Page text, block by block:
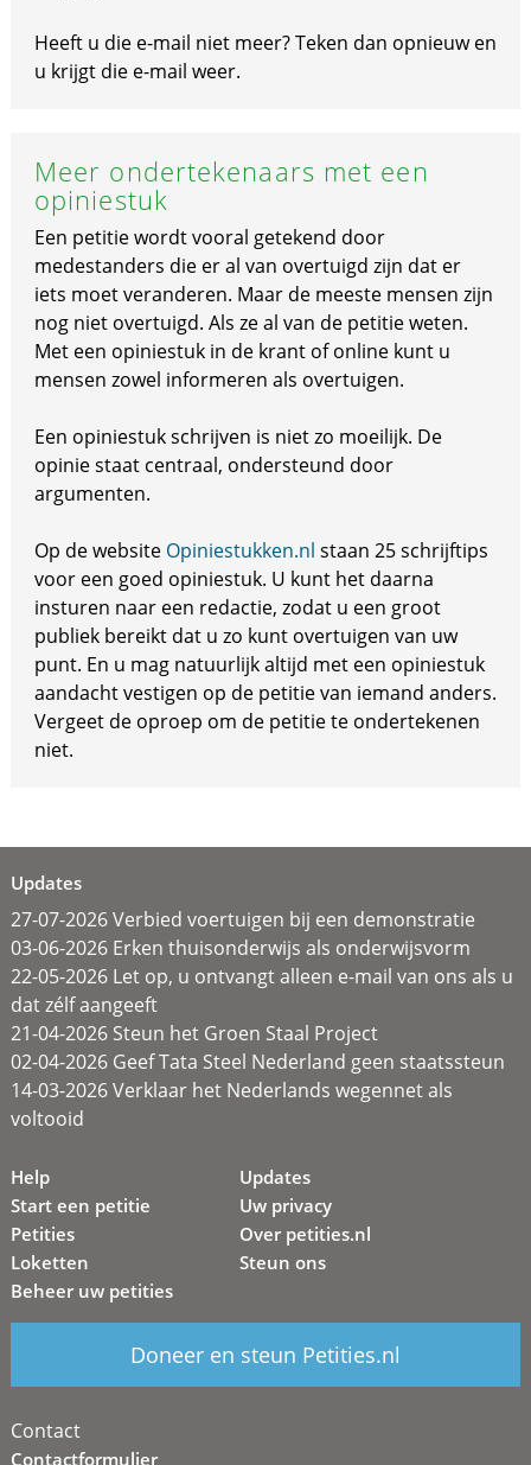
Heeft u die e-mail niet meer? Teken dan opnieuw en
u krijgt die e-mail weer.
Meer ondertekenaars met een
opiniestuk
Een petitie wordt vooral getekend door
medestanders die er al van overtuigd zijn dat er
iets moet veranderen. Maar de meeste mensen zijn
nog niet overtuigd. Als ze al van de petitie weten.
Met een opiniestuk in de krant of online kunt u
mensen zowel informeren als overtuigen.
Een opiniestuk schrijven is niet zo moeilijk. De
opinie staat centraal, ondersteund door
argumenten.
Op de website Opiniestukken.nl staan 25 schrijftips
voor een goed opiniestuk. U kunt het daarna
insturen naar een redactie, zodat u een groot
publiek bereikt dat u zo kunt overtuigen van uw
punt. En u mag natuurlijk altijd met een opiniestuk
aandacht vestigen op de petitie van iemand anders.
Vergeet de oproep om de petitie te ondertekenen
niet.
Updates
27-07-2026 Verbied voertuigen bij een demonstratie
03-06-2026 Erken thuisonderwijs als onderwijsvorm
22-05-2026 Let op, u ontvangt alleen e-mail van ons als u
dat zélf aangeeft
21-04-2026 Steun het Groen Staal Project
02-04-2026 Geef Tata Steel Nederland geen staatssteun
14-03-2026 Verklaar het Nederlands wegennet als
voltooid
Help
Start een petitie
Petities
Loketten
Beheer uw petities
Updates
Uw privacy
Over petities.nl
Steun ons
Doneer en steun Petities.nl
Contact
Contactformulier